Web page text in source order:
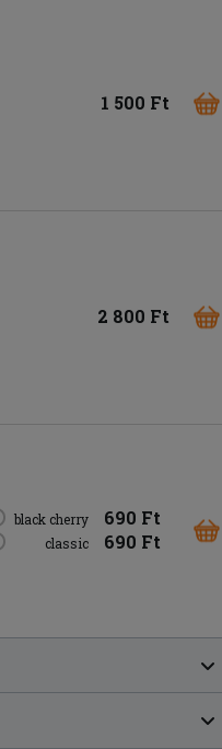
1 500 Ft
2 800 Ft
black cherry 690 Ft
classic 690 Ft